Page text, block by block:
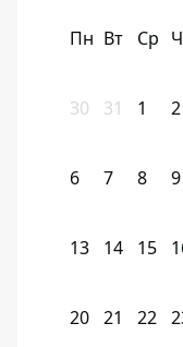
Пн Вт Ср
30 31 1 2
6 7 8 9
13 14 15
20 21 22